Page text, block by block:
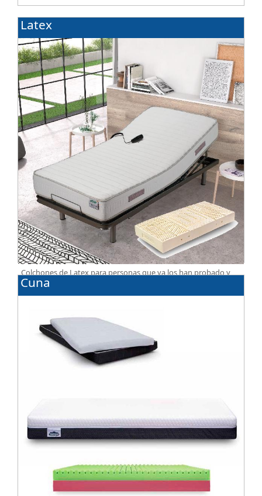
Latex
Colchones de Latex para personas que ya los han probado y
les gusta esa sensación de confort.
Cuna